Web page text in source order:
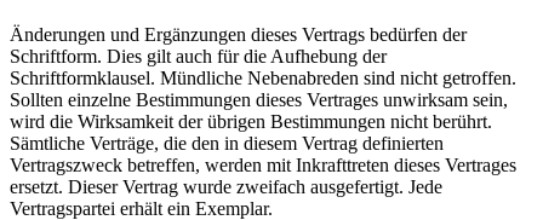
Änderungen und Ergänzungen dieses Vertrags bedürfen der
Schriftform. Dies gilt auch für die Aufhebung der
Schriftformklausel. Mündliche Nebenabreden sind nicht getroffen.
Sollten einzelne Bestimmungen dieses Vertrages unwirksam sein,
wird die Wirksamkeit der übrigen Bestimmungen nicht berührt.
Sämtliche Verträge, die den in diesem Vertrag definierten
Vertragszweck betreffen, werden mit Inkrafttreten dieses Vertrages
ersetzt. Dieser Vertrag wurde zweifach ausgefertigt. Jede
Vertragspartei erhält ein Exemplar.